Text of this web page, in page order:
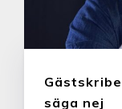
säga nej